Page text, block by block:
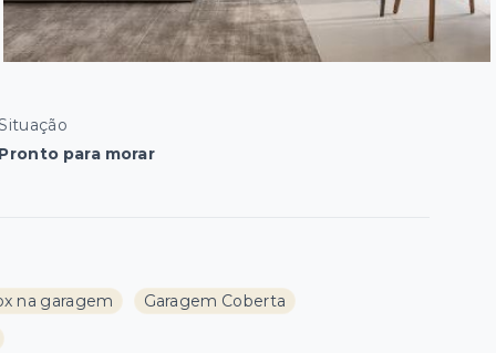
Pronto para morar
na garagem
Garagem Coberta